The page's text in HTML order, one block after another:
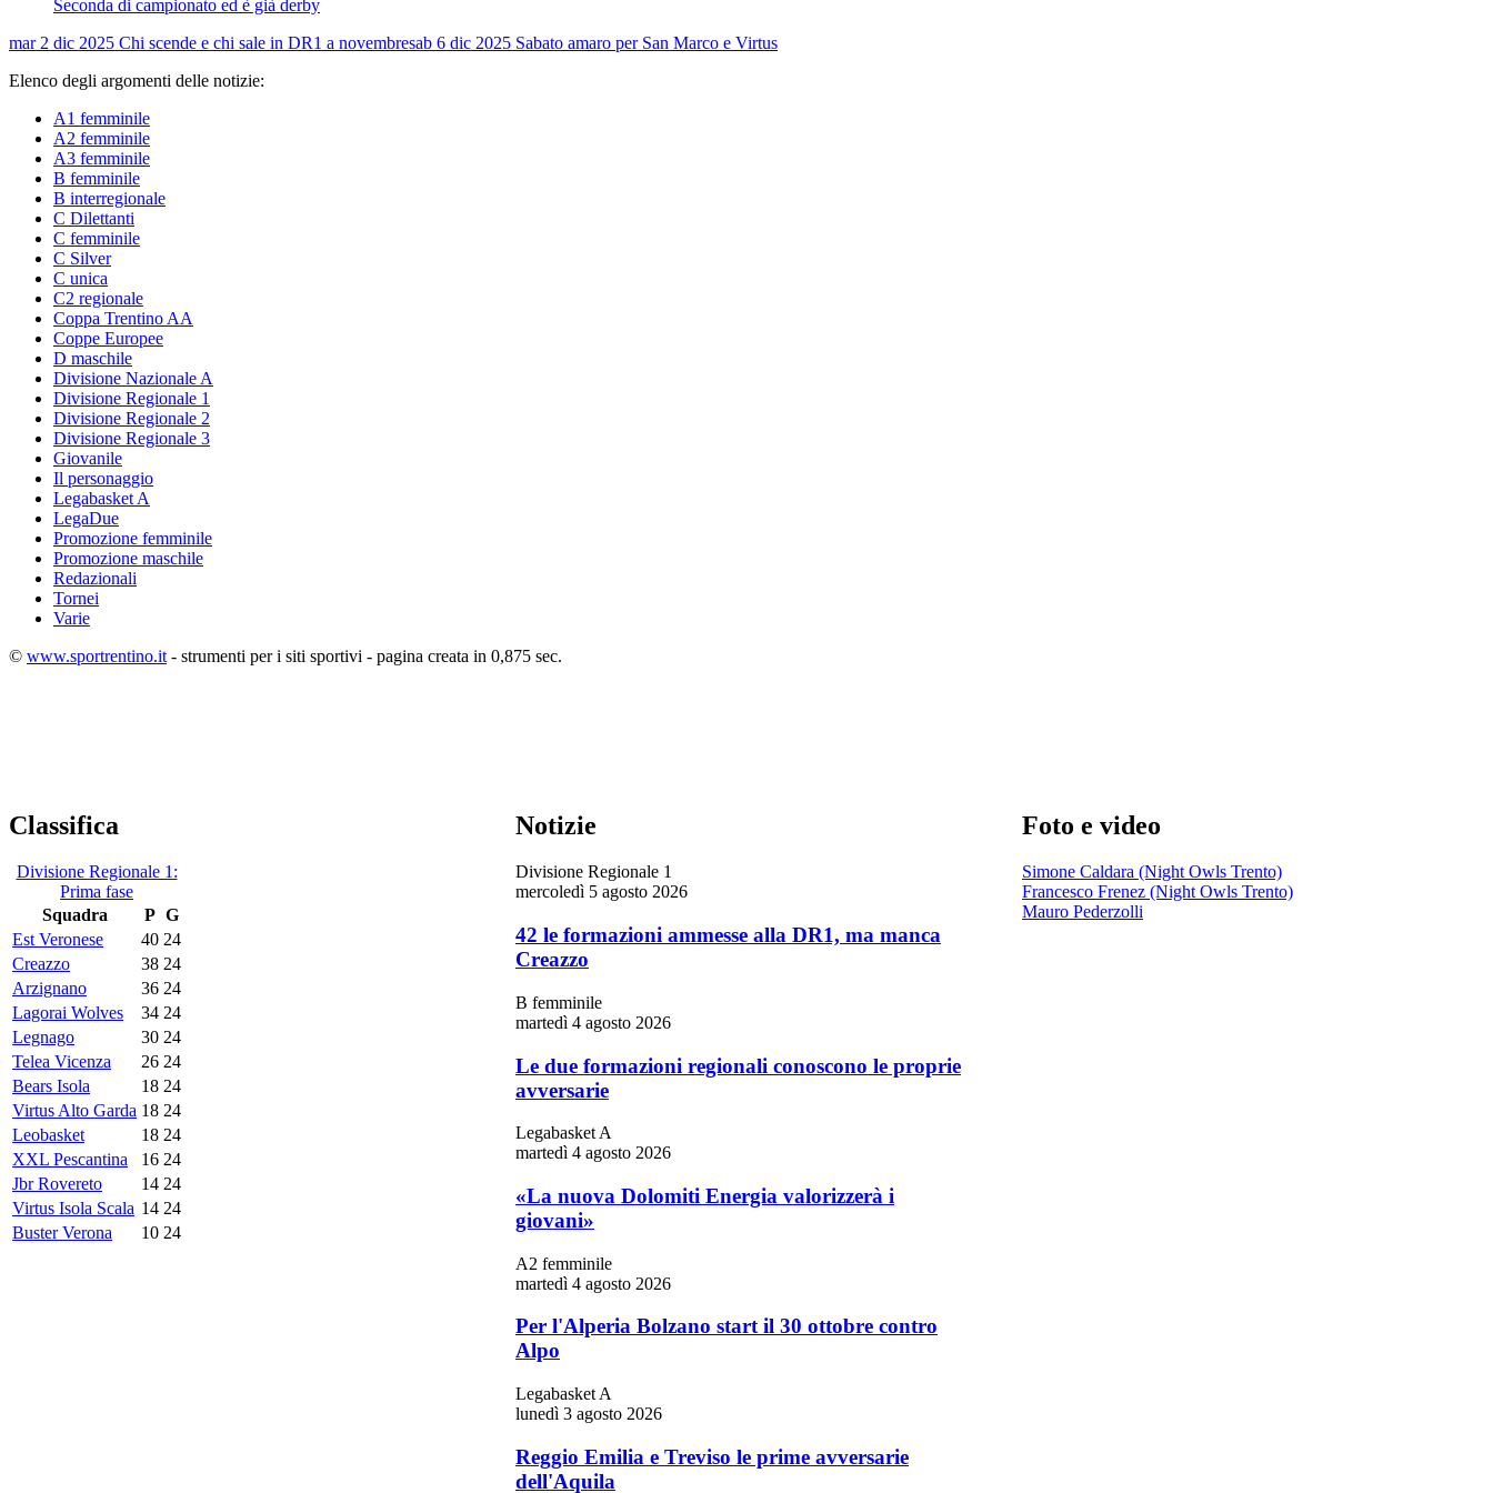
Seconda di campionato ed è già derby
mar 2 dic 2025 Chi scende e chi sale in DR1 a novembresab 6 dic 2025 Sabato amaro per San Marco e Virtus
Elenco degli argomenti delle notizie:
A1 femminile
A2 femminile
A3 femminile
B femminile
B interregionale
C Dilettanti
C femminile
C Silver
C unica
C2 regionale
Coppa Trentino AA
Coppe Europee
D maschile
Divisione Nazionale A
Divisione Regionale 1
Divisione Regionale 2
Divisione Regionale 3
Giovanile
Il personaggio
Legabasket A
LegaDue
Promozione femminile
Promozione maschile
Redazionali
Tornei
Varie
© www.sportrentino.it - strumenti per i siti sportivi - pagina creata in 0,875 sec.
Classifica
Divisione Regionale 1:
Prima fase
Squadra
P G
Est Veronese
40 24
Creazzo
38 24
Arzignano
36 24
Lagorai Wolves
34 24
Legnago
30 24
Telea Vicenza
26 24
Bears Isola
18 24
Virtus Alto Garda 18 24
Leobasket
18 24
XXL Pescantina
16 24
Jbr Rovereto
14 24
Virtus Isola Scala 14 24
Buster Verona
10 24
Notizie
Divisione Regionale 1
mercoledì 5 agosto 2026
42 le formazioni ammesse alla DR1, ma manca
Creazzo
B femminile
martedì 4 agosto 2026
Le due formazioni regionali conoscono le proprie
avversarie
Legabasket A
martedì 4 agosto 2026
«La nuova Dolomiti Energia valorizzerà i
giovani»
A2 femminile
martedì 4 agosto 2026
Per l'Alperia Bolzano start il 30 ottobre contro
Alpo
Legabasket A
lunedì 3 agosto 2026
Reggio Emilia e Treviso le prime avversarie
dell'Aquila
Foto e video
Simone Caldara (Night Owls Trento)
Francesco Frenez (Night Owls Trento)
Mauro Pederzolli